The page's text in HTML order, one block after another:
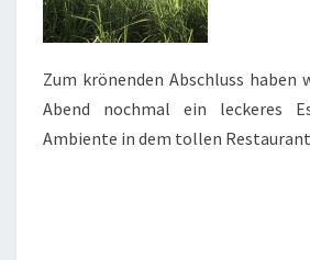
Zum krönenden Abschluss
Abend nochmal ein leckeres
Ambiente in dem tollen